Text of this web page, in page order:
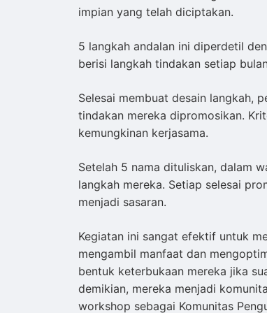
impian yang telah diciptakan.
5 langkah andalan ini diperdetil
berisi langkah tindakan setiap
Selesai membuat desain langkah,
tindakan mereka dipromosikan.
kemungkinan kerjasama.
Setelah 5 nama dituliskan, dalam
langkah mereka. Setiap selesai
menjadi sasaran.
Kegiatan ini sangat efektif untuk
mengambil manfaat dan
bentuk keterbukaan mereka jika
demikian, mereka menjadi
workshop sebagai Komunitas